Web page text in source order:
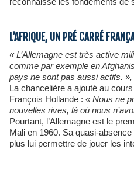
L’AFRIQUE, UN PRÉ CARRÉ
« L’Allemagne est très active
comme par exemple en
pays ne sont pas aussi actifs. »,
La chancelière a ajouté au
François Hollande : « Nous ne
nouvelles rives, là où nous
Pourtant, l’Allemagne est le
Mali en 1960. Sa quasi-
plus lui permettre de jouer les